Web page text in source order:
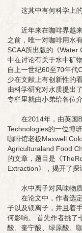
这其中有何科学上的
近年来在咖啡界越来
之前，唯一对咖啡用水
SCAA所出版的《Water
中在讨论有关于水中矿
自上一世纪60至70年代
少在文献上有创新性
由科学研究对水质提出
专栏里就由小弟给各位介
在2014年，由英国
Technologies的一位博
咖啡馆老板Maxwell
Agriculturaland Food
的文章，题目是《
Extraction》，揭开了探
水中离子对风味物质
在论文中，作者选定
子以及镁离子，并且着
何影响。 首先作者挑了
酸、奎宁酸、绿原酸、